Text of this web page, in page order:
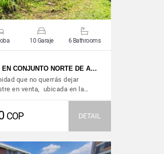
10 Garaje 6 Bathrooms
CONJUNTO NORTE DE A…
que no querrás dejar
en venta, ubicada en la…
COP DETAIL